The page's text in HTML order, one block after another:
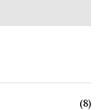
(8)